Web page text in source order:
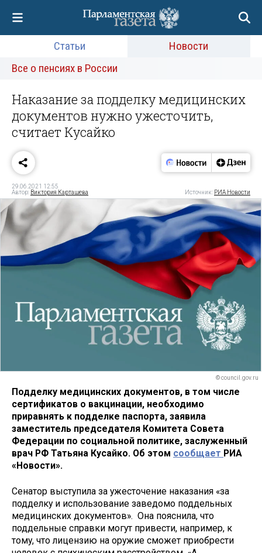
Статьи
Новости
Все о пенсиях в России
Наказание за подделку медицинских
документов нужно ужесточить,
считает Кусайко
29.06.2021 12:55
Автор: Виктория Карташева Источник: РИА Новости
© council.gov.ru
Подделку медицинских документов, в том числе
сертификатов о вакцинации, необходимо
приравнять к подделке паспорта, заявила
заместитель председателя Комитета Совета
Федерации по социальной политике, заслуженный
врач РФ Татьяна Кусайко. Об этом сообщает РИА
«Новости».
Сенатор выступила за ужесточение наказания «за
подделку и использование заведомо поддельных
медицинских документов». Она пояснила, что
поддельные справки могут привести, например, к
тому, что лицензию на оружие сможет приобрести